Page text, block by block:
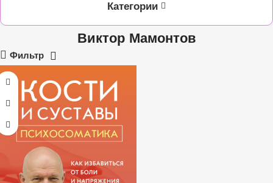
Категории
Виктор Мамонтов
Фильтр